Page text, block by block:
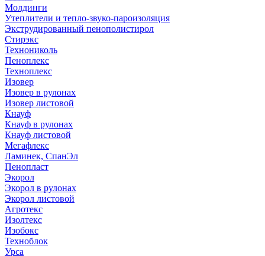
Молдинги
Утеплители и тепло-звуко-пароизоляция
Экструдированный пенополистирол
Стирэкс
Технониколь
Пеноплекс
Техноплекс
Изовер
Изовер в рулонах
Изовер листовой
Кнауф
Кнауф в рулонах
Кнауф листовой
Мегафлекс
Ламинек, СпанЭл
Пенопласт
Экорол
Экорол в рулонах
Экорол листовой
Агротекс
Изолтекс
Изобокс
Техноблок
Урса